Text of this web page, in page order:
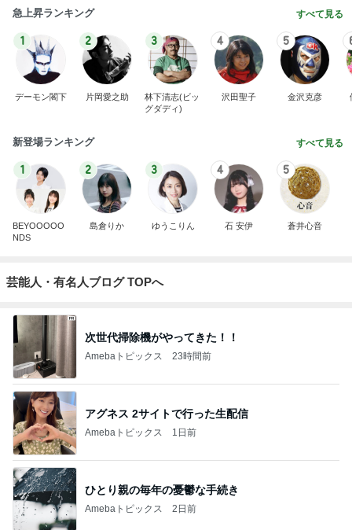
急上昇ランキング すべて見る
1
デーモン閣下
2
片岡愛之助
3
林下清志(ビッ
グダディ)
4
沢田聖子
5
金沢克彦
新登場ランキング すべて見る
1
BEYOOOOO
NDS
2
島倉りか
3
ゆうこりん
4
石 安伊
5
蒼井心音
芸能人・有名人ブログ TOPへ
次世代掃除機がやってきた！！
Amebaトピックス 23時間前
アグネス 2サイトで行った生配信
Amebaトピックス 1日前
ひとり親の毎年の憂鬱な手続き
Amebaトピックス 2日前